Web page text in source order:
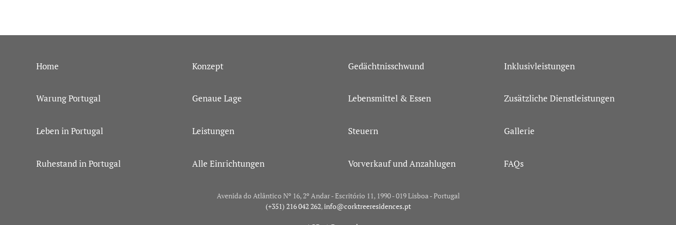
Home
Warung Portugal
Leben in Portugal
Ruhestand in Portugal
Konzept
Genaue Lage
Leistungen
Alle Einrichtungen
Gedächtnisschwund
Lebensmittel & Essen
Steuern
Vorverkauf und Anzahlugen
Inklusivleistungen
Zusätzliche Dienstleistungen
Gallerie
FAQs
Avenida do Atlântico Nº 16, 2º Andar - Escritório 11, 1990 - 019 Lisboa - Portugal
(+351) 216 042 262,info@corktreeresidences.pt